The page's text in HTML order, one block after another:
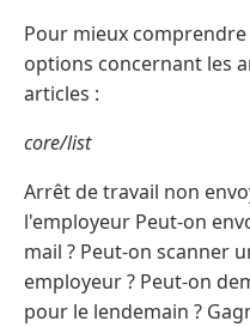
Pour mieux
options concernant les
articles :
core/list
Arrêt de travail non
l'employeur Peut-on
mail ? Peut-on scanner
employeur ? Peut-on
pour le lendemain ?